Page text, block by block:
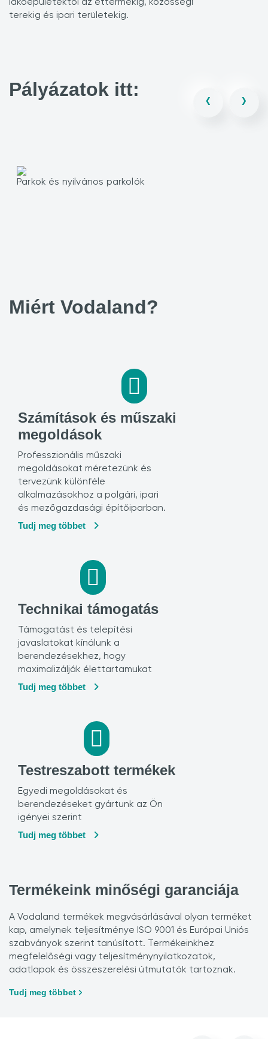
lakóépületektől az éttermekig, közösségi
terekig és ipari területekig.
Pályázatok itt:
Parkok és nyilvános parkolók
‹ ›
Miért Vodaland?
Számítások és műszaki
megoldások
Professzionális műszaki
megoldásokat méretezünk és
tervezünk különféle
alkalmazásokhoz a polgári, ipari
és mezőgazdasági építőiparban.
Tudj meg többet
Technikai támogatás
Támogatást és telepítési
javaslatokat kínálunk a
berendezésekhez, hogy
maximalizálják élettartamukat
Tudj meg többet
Testreszabott termékek
Egyedi megoldásokat és
berendezéseket gyártunk az Ön
igényei szerint
Tudj meg többet
Termékeink minőségi garanciája
A Vodaland termékek megvásárlásával olyan terméket
kap, amelynek teljesítménye ISO 9001 és Európai Uniós
szabványok szerint tanúsított. Termékeinkhez
megfelelőségi vagy teljesítménynyilatkozatok,
adatlapok és összeszerelési útmutatók tartoznak.
Tudj meg többet